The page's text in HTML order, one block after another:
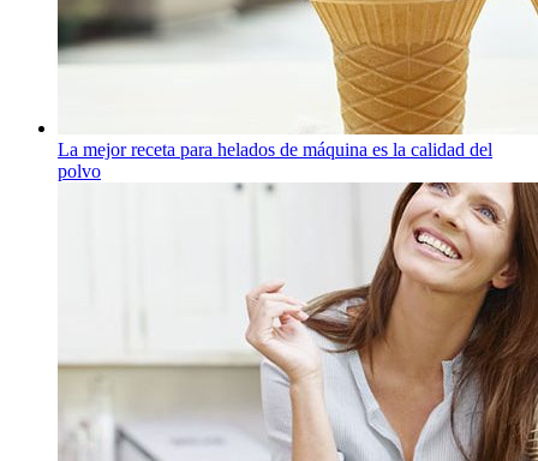
La mejor receta para helados de máquina es la calidad del
polvo